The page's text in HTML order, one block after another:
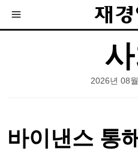
2026년 08
바이낸스 통